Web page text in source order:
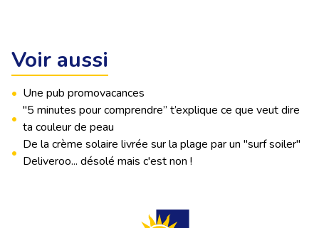
Voir aussi
• Une pub promovacances
•
"5 minutes pour comprendre’’ t’explique ce que veut dire
ta couleur de peau
•
De la crème solaire livrée sur la plage par un "surf soiler"
Deliveroo... désolé mais c'est non !